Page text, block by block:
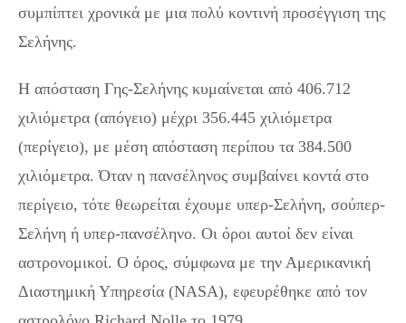
συμπίπτει χρονικά με μια πολύ κοντινή προσέγγιση της
Σελήνης.
Η απόσταση Γης-Σελήνης κυμαίνεται από 406.712
χιλιόμετρα (απόγειο) μέχρι 356.445 χιλιόμετρα
(περίγειο), με μέση απόσταση περίπου τα 384.500
χιλιόμετρα. Όταν η πανσέληνος συμβαίνει κοντά στο
περίγειο, τότε θεωρείται έχουμε υπερ-Σελήνη, σούπερ-
Σελήνη ή υπερ-πανσέληνο. Οι όροι αυτοί δεν είναι
αστρονομικοί. Ο όρος, σύμφωνα με την Αμερικανική
Διαστημική Υπηρεσία (NASA), εφευρέθηκε από τον